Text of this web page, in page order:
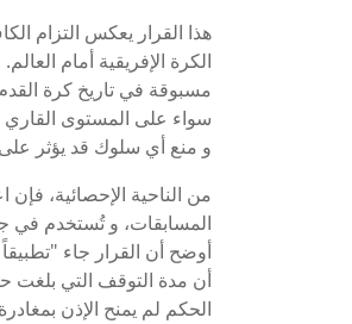
هذا القرار يعكس التزام
الكرة الإفريقية أمام
مسبوقة في تاريخ كرة
سواء على المستوى القاري
و منع أي سلوك قد يؤثر على
المسابقات، و تُستخدم في
أوضح أن القرار جاء
أن مدة التوقف التي بلغت
الحكم لم يمنح الإذن